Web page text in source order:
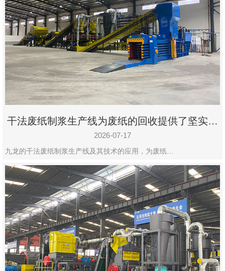
豫
ICP
备
19020390
号-1
干法废纸制浆生产线为废纸的回收提供了坚实的
保障
2026-07-17
九龙的干法废纸制浆生产线及其技术的应用，为废纸…